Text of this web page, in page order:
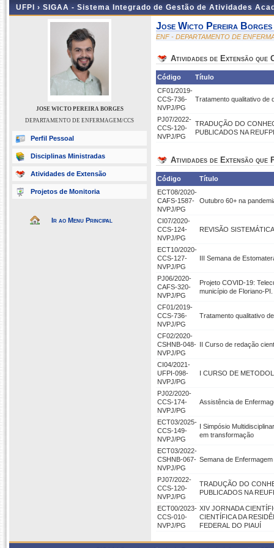
UFPI › SIGAA - Sistema Integrado de Gestão de Atividades
JOSE WICTO PEREIRA BORGES
DEPARTAMENTO DE ENFERMAGEM/CCS
Perfil Pessoal
Disciplinas Ministradas
Atividades de Extensão
Projetos de Monitoria
Ir ao Menu Principal
Jose Wicto Pereira Borges
ENF - DEPARTAMENTO DE
Atividades de Extensão que
Código
Título
CF01/2019-
CCS-736-
NVPJ/PG
Tratamento qualitativo de
PJ07/2022-
CCS-120-
NVPJ/PG
TRADUÇÃO DO
PUBLICADOS NA
Atividades de Extensão que
Código
Título
ECT08/2020-
CAFS-1587-
NVPJ/PG
Outubro 60+ na
CI07/2020-
CCS-124-
NVPJ/PG
REVISÃO
ECT10/2020-
CCS-127-
NVPJ/PG
III Semana de
PJ06/2020-
CAFS-320-
NVPJ/PG
Projeto COVID-19:
município de Floriano-PI.
CF01/2019-
CCS-736-
NVPJ/PG
Tratamento qualitativo
CF02/2020-
CSHNB-048-
NVPJ/PG
II Curso de redação
CI04/2021-
UFPI-098-
NVPJ/PG
I CURSO DE
PJ02/2020-
CCS-174-
NVPJ/PG
Assistência de
ECT03/2025-
CCS-149-
NVPJ/PG
I Simpósio
em transformação
ECT03/2022-
CSHNB-067-
NVPJ/PG
Semana de
PJ07/2022-
CCS-120-
NVPJ/PG
TRADUÇÃO DO
PUBLICADOS NA
ECT00/2023-
CCS-010-
NVPJ/PG
XIV JORNADA
CIENTÍFICA DA
FEDERAL DO PIAUÍ